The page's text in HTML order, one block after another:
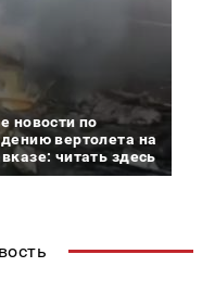
новости по
вертолета на
читать здесь